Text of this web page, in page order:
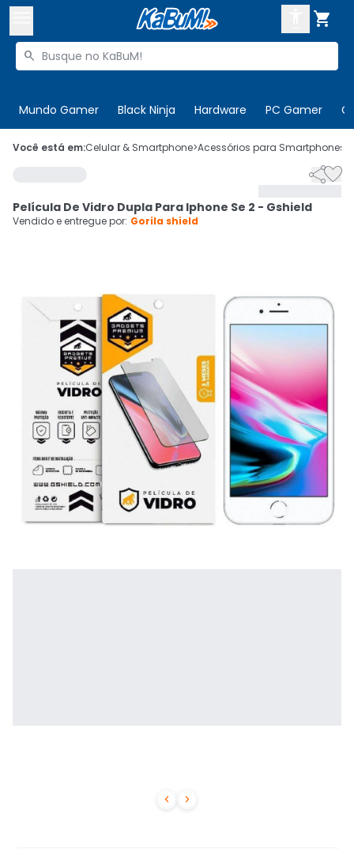

Buscar produtos

Mundo Gamer Black Ninja Hardware PC Gamer
 Olá. Acesse sua conta
Cupons
CADASTRE-SE
Você está em:Celular & Smartphone>Acessórios para Smartphones
 

Película De Vidro Dupla Para Iphone Se 2 - Gshield
Vendido e entregue por: Gorila shield